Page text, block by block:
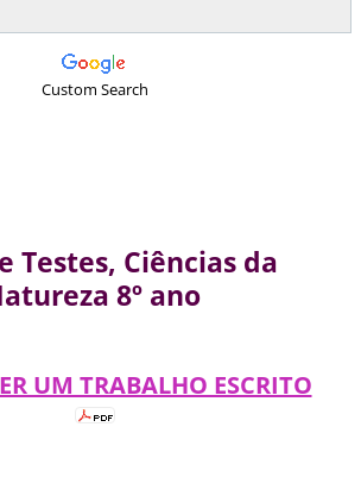
Custom Search
Testes, Ciências da
8º ano
UM TRABALHO ESCRITO